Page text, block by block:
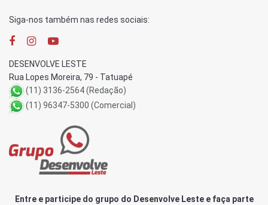
Siga-nos também nas redes sociais:
DESENVOLVE LESTE
Rua Lopes Moreira, 79 - Tatuapé
(11) 3136-2564 (Redação)
(11) 96347-5300 (Comercial)
Entre e participe do grupo do Desenvolve Leste e faça parte